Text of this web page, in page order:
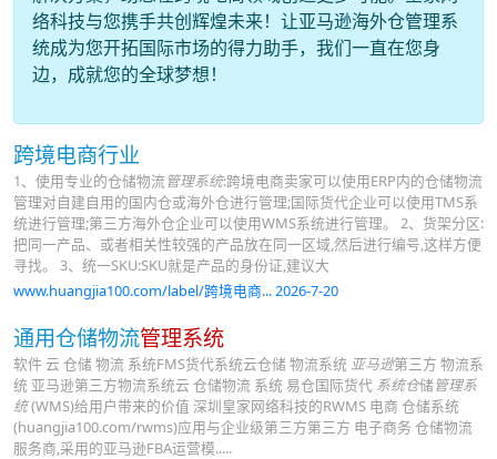
络科技与您携手共创辉煌未来！让亚马逊海外仓管理系
统成为您开拓国际市场的得力助手，我们一直在您身
边，成就您的全球梦想！
跨境电商行业
1、使用专业的仓储物流管理系统:跨境电商卖家可以使用ERP内的仓储物流
管理对自建自用的国内仓或海外仓进行管理;国际货代企业可以使用TMS系
统进行管理;第三方海外仓企业可以使用WMS系统进行管理。 2、货架分区:
把同一产品、或者相关性较强的产品放在同一区域,然后进行编号,这样方便
寻找。 3、统一SKU:SKU就是产品的身份证,建议大
www.huangjia100.com/label/跨境电商... 2026-7-20
通用仓储物流管理系统
软件 云 仓储 物流 系统FMS货代系统云仓储 物流系统 亚马逊第三方 物流系
统 亚马逊第三方物流系统云 仓储物流 系统 易仓国际货代 系统仓储管理系
统(WMS)给用户带来的价值 深圳皇家网络科技的RWMS 电商 仓储系统
(huangjia100.com/rwms)应用与企业级第三方第三方 电子商务 仓储物流
服务商,采用的亚马逊FBA运营模.....